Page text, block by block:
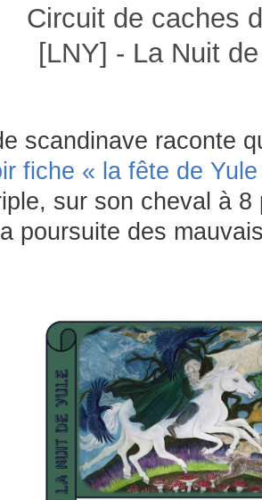
Circuit de caches
[LNY] - La Nuit
scandinave raconte
fiche « la fête de
sur son cheval à 8
poursuite des